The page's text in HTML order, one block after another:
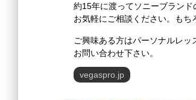
約15年に渡ってソニーブランド
お気軽にご相談ください。もち
ご興味ある方はパーソナルレ
お問い合わせ下さい。
vegaspro.jp